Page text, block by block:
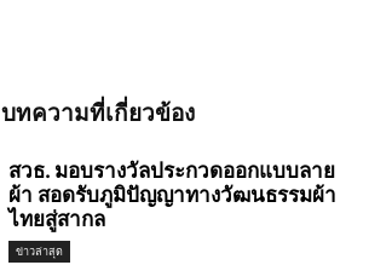
บทความที่เกี่ยวข้อง
สวธ. มอบรางวัลประกวดออกแบบลาย
ผ้า สอดรับภูมิปัญญาทางวัฒนธรรมผ้า
ไทยสู่สากล
ข่าวล่าสุด